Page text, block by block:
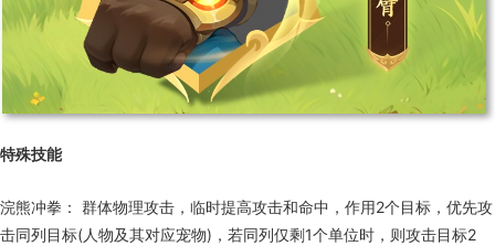
特殊技能
浣熊冲拳： 群体物理攻击，临时提高攻击和命中，作用2个目标，优先攻
击同列目标(人物及其对应宠物)，若同列仅剩1个单位时，则攻击目标2